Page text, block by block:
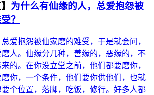
为什么有仙缘的人，总爱抱怨被
？
爱抱怨被仙家磨的难受，于是就会问，
人。仙缘分几种，善缘的，恶缘的，不
的。在你没立堂之前，他们都要磨你，
你，一个条件，他们要你供他们，也就
个位置，落脚，吃饭，修行。好多人都